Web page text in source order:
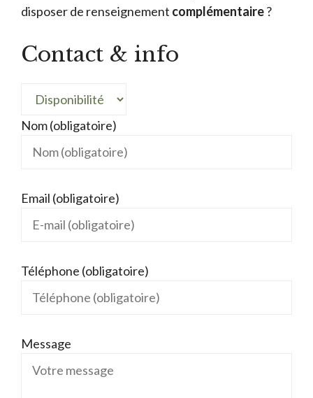
disposer de renseignement complémentaire?
Contact & info
Nom (obligatoire)
Email (obligatoire)
Téléphone (obligatoire)
Message